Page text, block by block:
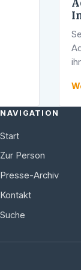
NAVIGATION
Start
Zur Person
Presse-Archiv
Kontakt
Suche